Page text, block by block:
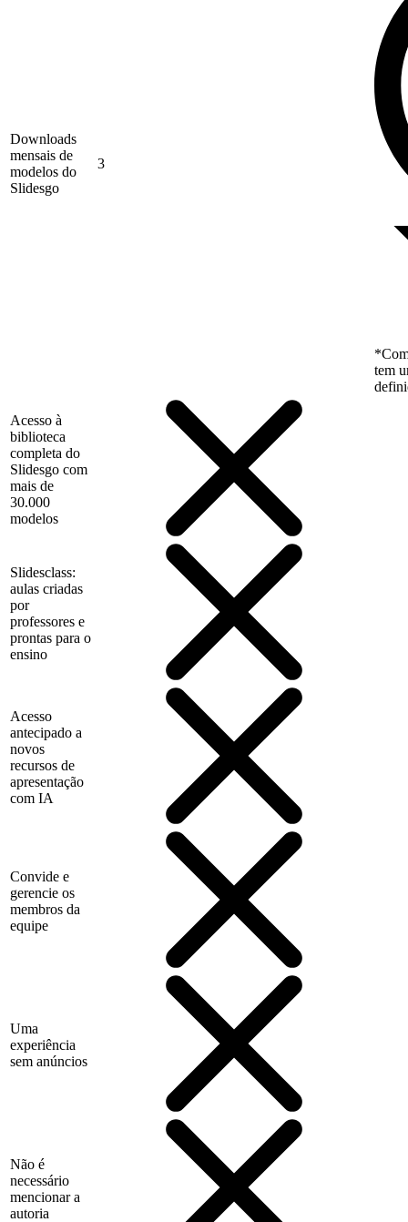
Downloads
mensais de
modelos do
Slidesgo
3
tem
Acesso à
biblioteca
completa do
Slidesgo com
mais de
30.000
modelos
Slidesclass:
aulas criadas
por
professores e
prontas para o
ensino
Acesso
antecipado a
novos
recursos de
apresentação
com IA
Convide e
gerencie os
membros da
equipe
Uma
experiência
sem anúncios
Não é
necessário
mencionar a
autoria